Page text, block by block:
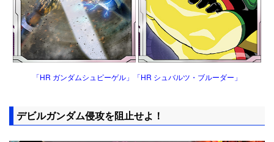
「HR ガンダムシュピーゲル」「HR シュバルツ・ブルーダー」
デビルガンダム侵攻を阻止せよ！